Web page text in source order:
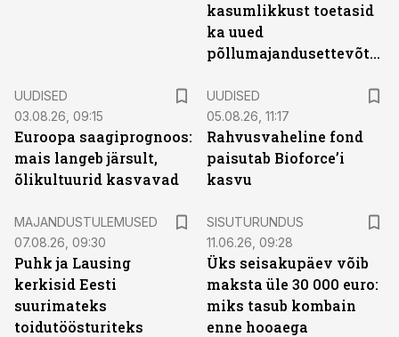
kasumlikkust toetasid
ka uued
põllumajandusettevõtted
UUDISED
03.08.26, 09:15
Euroopa saagiprognoos:
mais langeb järsult,
õlikultuurid kasvavad
UUDISED
05.08.26, 11:17
Rahvusvaheline fond
paisutab Bioforce’i
kasvu
MAJANDUSTULEMUSED
07.08.26, 09:30
Puhk ja Lausing
kerkisid Eesti
suurimateks
toidutöösturiteks
SISUTURUNDUS
11.06.26, 09:28
Üks seisakupäev võib
maksta üle 30 000 euro:
miks tasub kombain
enne hooaega